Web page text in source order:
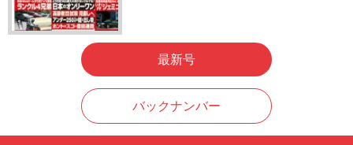
最新号
バックナンバー